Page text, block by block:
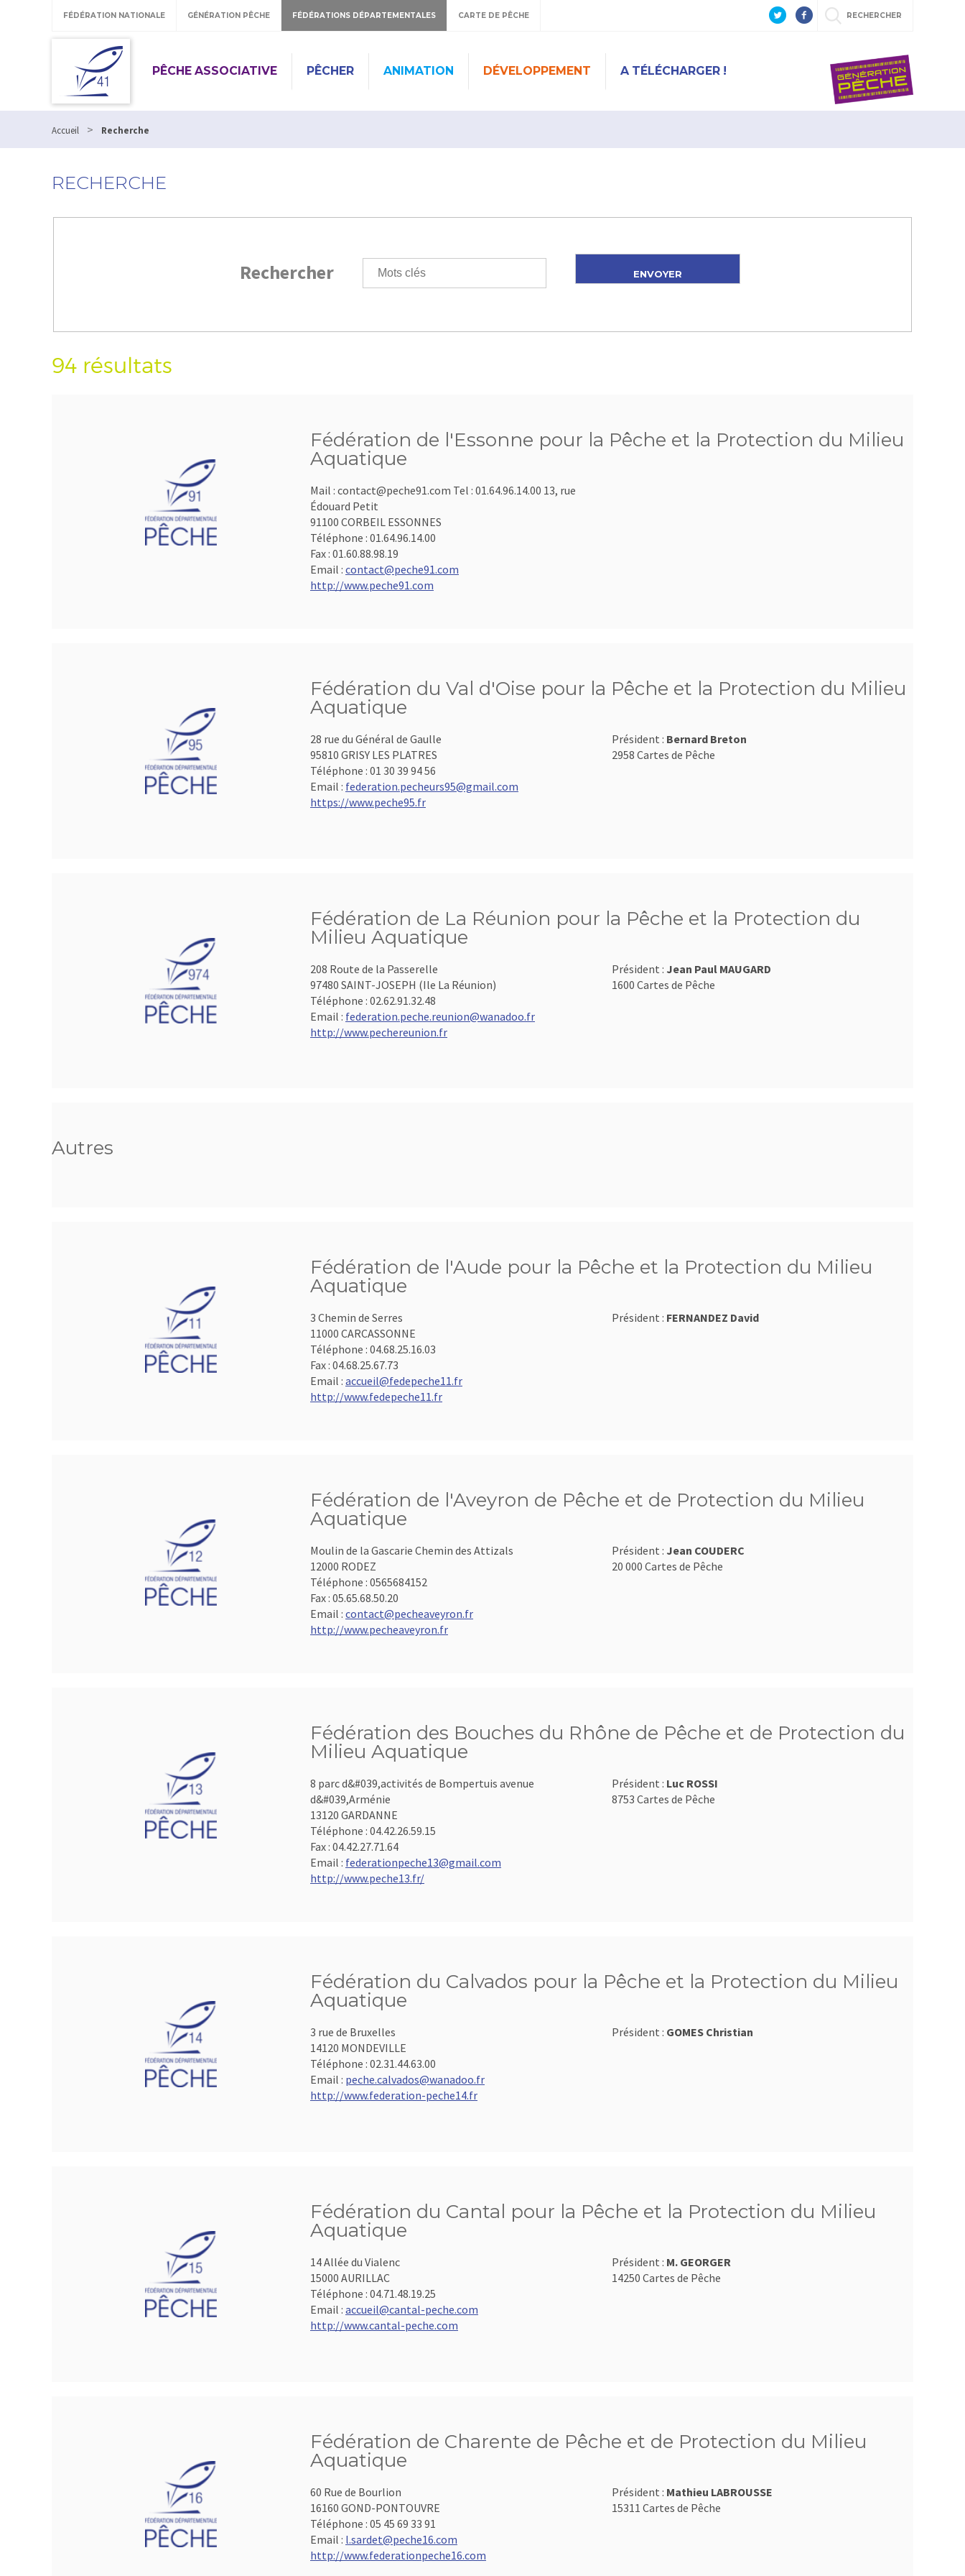
FÉDÉRATION NATIONALE GÉNÉRATION PÊCHE FÉDÉRATIONS DÉPARTEMENTALES CARTE DE PÊCHE RECHERCHER
PÊCHE ASSOCIATIVE PÊCHER ANIMATION DÉVELOPPEMENT A TÉLÉCHARGER !
Accueil > Recherche
RECHERCHE
Rechercher
94 résultats
Fédération de l'Essonne pour la Pêche et la Protection du Milieu
Aquatique
Mail : contact@peche91.com Tel : 01.64.96.14.00 13, rue
Édouard Petit
91100 CORBEIL ESSONNES
Téléphone : 01.64.96.14.00
Fax : 01.60.88.98.19
Email : contact@peche91.com
http://www.peche91.com
Fédération du Val d'Oise pour la Pêche et la Protection du Milieu
Aquatique
28 rue du Général de Gaulle
95810 GRISY LES PLATRES
Téléphone : 01 30 39 94 56
Email : federation.pecheurs95@gmail.com
https://www.peche95.fr
Président : Bernard Breton
2958 Cartes de Pêche
Fédération de La Réunion pour la Pêche et la Protection du
Milieu Aquatique
208 Route de la Passerelle
97480 SAINT-JOSEPH (Ile La Réunion)
Téléphone : 02.62.91.32.48
Email : federation.peche.reunion@wanadoo.fr
http://www.pechereunion.fr
Président : Jean Paul MAUGARD
1600 Cartes de Pêche
Autres
Fédération de l'Aude pour la Pêche et la Protection du Milieu
Aquatique
3 Chemin de Serres
11000 CARCASSONNE
Téléphone : 04.68.25.16.03
Fax : 04.68.25.67.73
Email : accueil@fedepeche11.fr
http://www.fedepeche11.fr
Président : FERNANDEZ David
Fédération de l'Aveyron de Pêche et de Protection du Milieu
Aquatique
Moulin de la Gascarie Chemin des Attizals
12000 RODEZ
Téléphone : 0565684152
Fax : 05.65.68.50.20
Email : contact@pecheaveyron.fr
http://www.pecheaveyron.fr
Président : Jean COUDERC
20 000 Cartes de Pêche
Fédération des Bouches du Rhône de Pêche et de Protection du
Milieu Aquatique
8 parc d&#039,activités de Bompertuis avenue
d&#039,Arménie
13120 GARDANNE
Téléphone : 04.42.26.59.15
Fax : 04.42.27.71.64
Email : federationpeche13@gmail.com
http://www.peche13.fr/
Président : Luc ROSSI
8753 Cartes de Pêche
Fédération du Calvados pour la Pêche et la Protection du Milieu
Aquatique
3 rue de Bruxelles
14120 MONDEVILLE
Téléphone : 02.31.44.63.00
Email : peche.calvados@wanadoo.fr
http://www.federation-peche14.fr
Président : GOMES Christian
Fédération du Cantal pour la Pêche et la Protection du Milieu
Aquatique
14 Allée du Vialenc
15000 AURILLAC
Téléphone : 04.71.48.19.25
Email : accueil@cantal-peche.com
http://www.cantal-peche.com
Président : M. GEORGER
14250 Cartes de Pêche
Fédération de Charente de Pêche et de Protection du Milieu
Aquatique
60 Rue de Bourlion
16160 GOND-PONTOUVRE
Téléphone : 05 45 69 33 91
Email : l.sardet@peche16.com
http://www.federationpeche16.com
Président : Mathieu LABROUSSE
15311 Cartes de Pêche